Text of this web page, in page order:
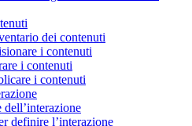
dei contenuti
i contenuti
i contenuti
i contenuti
dell’interazione
definire l’interazione